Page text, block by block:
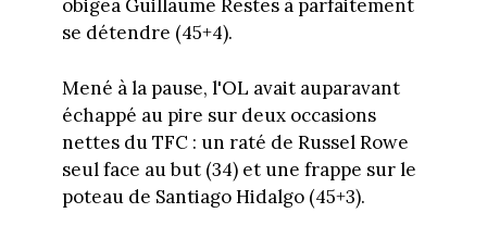
obigea Guillaume Restes à parfaitement
se détendre (45+4).
Mené à la pause, l'OL avait auparavant
échappé au pire sur deux occasions
nettes du TFC : un raté de Russel Rowe
seul face au but (34) et une frappe sur le
poteau de Santiago Hidalgo (45+3).